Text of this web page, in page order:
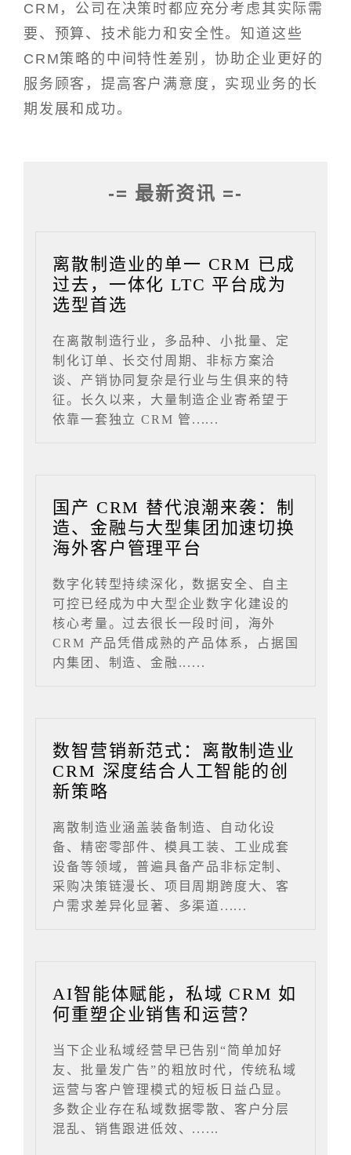
CRM，公司在决策时都应充分考虑其实际需
要、预算、技术能力和安全性。知道这些
CRM策略的中间特性差别，协助企业更好的
服务顾客，提高客户满意度，实现业务的长
期发展和成功。
-= 最新资讯 =-
离散制造业的单一 CRM 已成
过去，一体化 LTC 平台成为
选型首选
在离散制造行业，多品种、小批量、定
制化订单、长交付周期、非标方案洽
谈、产销协同复杂是行业与生俱来的特
征。长久以来，大量制造企业寄希望于
依靠一套独立 CRM 管......
国产 CRM 替代浪潮来袭：制
造、金融与大型集团加速切换
海外客户管理平台
数字化转型持续深化，数据安全、自主
可控已经成为中大型企业数字化建设的
核心考量。过去很长一段时间，海外
CRM 产品凭借成熟的产品体系，占据国
内集团、制造、金融......
数智营销新范式：离散制造业
CRM 深度结合人工智能的创
新策略
离散制造业涵盖装备制造、自动化设
备、精密零部件、模具工装、工业成套
设备等领域，普遍具备产品非标定制、
采购决策链漫长、项目周期跨度大、客
户需求差异化显著、多渠道......
AI智能体赋能，私域 CRM 如
何重塑企业销售和运营？
当下企业私域经营早已告别“简单加好
友、批量发广告”的粗放时代，传统私域
运营与客户管理模式的短板日益凸显。
多数企业存在私域数据零散、客户分层
混乱、销售跟进低效、......